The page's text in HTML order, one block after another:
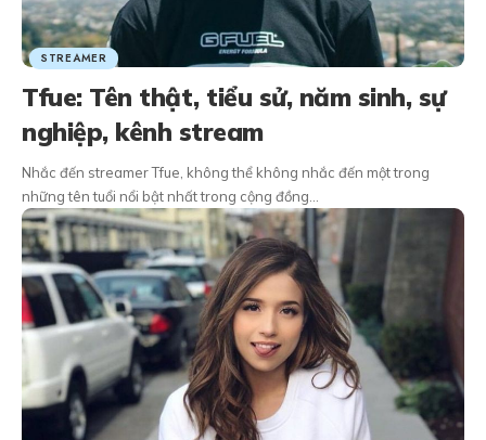
STREAMER
Tfue: Tên thật, tiểu sử, năm sinh, sự
nghiệp, kênh stream
Nhắc đến streamer Tfue, không thể không nhắc đến một trong
những tên tuổi nổi bật nhất trong cộng đồng…